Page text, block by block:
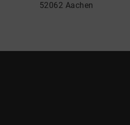
52062 Aachen